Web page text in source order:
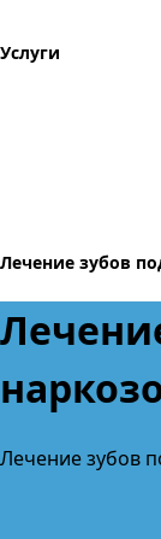
Услуги
Лечение зубов
Лечение зубов